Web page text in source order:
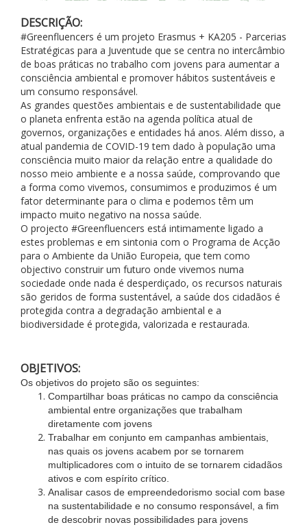
DESCRIÇÃO:
#Greenfluencers é um projeto Erasmus + KA205 - Parcerias
Estratégicas para a Juventude que se centra no intercâmbio
de boas práticas no trabalho com jovens para aumentar a
consciência ambiental e promover hábitos sustentáveis ​​e
um consumo responsável.
As grandes questões ambientais e de sustentabilidade que
o planeta enfrenta estão na agenda política atual de
governos, organizações e entidades há anos. Além disso, a
atual pandemia de COVID-19 tem dado à população uma
consciência muito maior da relação entre a qualidade do
nosso meio ambiente e a nossa saúde, comprovando que
a forma como vivemos, consumimos e produzimos é um
fator determinante para o clima e podemos têm um
impacto muito negativo na nossa saúde.
O projecto #Greenfluencers está intimamente ligado a
estes problemas e em sintonia com o Programa de Acção
para o Ambiente da União Europeia, que tem como
objectivo construir um futuro onde vivemos numa
sociedade onde nada é desperdiçado, os recursos naturais
são geridos de forma sustentável, a saúde dos cidadãos é
protegida contra a degradação ambiental e a
biodiversidade é protegida, valorizada e restaurada.
OBJETIVOS:
Os objetivos do projeto são os seguintes:
Compartilhar boas práticas no campo da consciência
ambiental entre organizações que trabalham
diretamente com jovens
Trabalhar em conjunto em campanhas ambientais,
nas quais os jovens acabem por se tornarem
multiplicadores com o intuito de se tornarem cidadãos
ativos e com espírito crítico.
Analisar casos de empreendedorismo social com base
na sustentabilidade e no consumo responsável, a fim
de descobrir novas possibilidades para jovens